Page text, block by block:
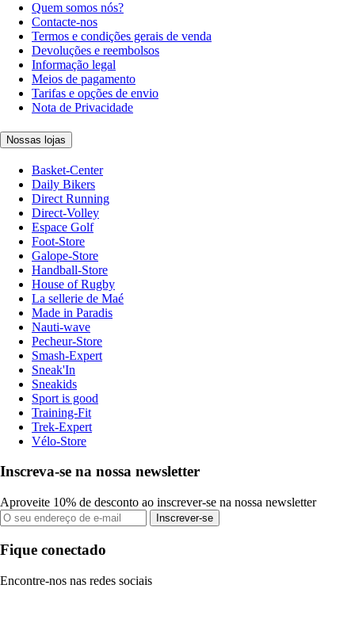
Quem somos nós?
Contacte-nos
Termos e condições gerais de venda
Devoluções e reembolsos
Informação legal
Meios de pagamento
Tarifas e opções de envio
Nota de Privacidade
Nossas lojas
Basket-Center
Daily Bikers
Direct Running
Direct-Volley
Espace Golf
Foot-Store
Galope-Store
Handball-Store
House of Rugby
La sellerie de Maé
Made in Paradis
Nauti-wave
Pecheur-Store
Smash-Expert
Sneak'In
Sneakids
Sport is good
Training-Fit
Trek-Expert
Vélo-Store
Inscreva-se na nossa newsletter
Aproveite 10% de desconto ao inscrever-se na nossa newsletter
Inscrever-se
Fique conectado
Encontre-nos nas redes sociais